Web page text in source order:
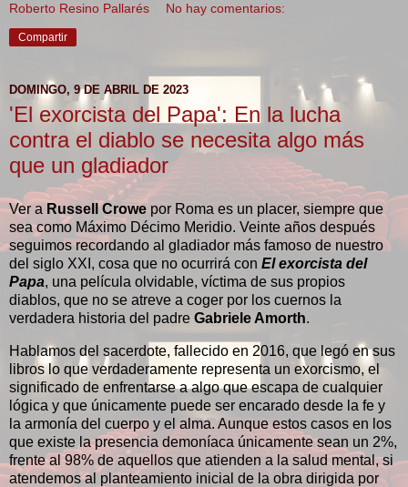
Roberto Resino Pallarés No hay comentarios:
Compartir
DOMINGO, 9 DE ABRIL DE 2023
'El exorcista del Papa': En la lucha
contra el diablo se necesita algo más
que un gladiador
Ver a Russell Crowe por Roma es un placer, siempre que
sea como Máximo Décimo Meridio. Veinte años después
seguimos recordando al gladiador más famoso de nuestro
del siglo XXI, cosa que no ocurrirá con El exorcista del
Papa, una película olvidable, víctima de sus propios
diablos, que no se atreve a coger por los cuernos la
verdadera historia del padre Gabriele Amorth.
Hablamos del sacerdote, fallecido en 2016, que legó en sus
libros lo que verdaderamente representa un exorcismo, el
significado de enfrentarse a algo que escapa de cualquier
lógica y que únicamente puede ser encarado desde la fe y
la armonía del cuerpo y el alma. Aunque estos casos en los
que existe la presencia demoníaca únicamente sean un 2%,
frente al 98% de aquellos que atienden a la salud mental, si
atendemos al planteamiento inicial de la obra dirigida por